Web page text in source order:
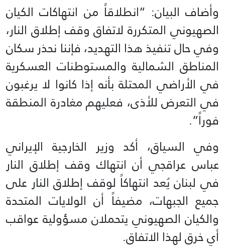
وأضاف البيان: “انطلاقاً من انتهاكات الكيان
الصهيوني المتكررة لاتفاق وقف إطلاق النار،
وفي حال تنفيذ هذا التهديد، فإننا نحذر سكان
المناطق الشمالية والمستوطنات العسكرية
في الأراضي المحتلة بأنه إذا كانوا لا يرغبون
في التعرض للأذى، فعليهم مغادرة المنطقة
فوراً”.
وفي السياق، أكد وزير الخارجية الإيراني
عباس عراقجي أن انتهاك وقف إطلاق النار
في لبنان يُعد انتهاكاً لوقف إطلاق النار على
جميع الجبهات، مضيفاً أن الولايات المتحدة
والكيان الصهيوني يتحملان مسؤولية عواقب
أي خرق لهذا الاتفاق.